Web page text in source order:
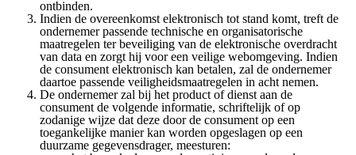
ontbinden.
Indien de overeenkomst elektronisch tot stand komt, treft de
ondernemer passende technische en organisatorische
maatregelen ter beveiliging van de elektronische overdracht
van data en zorgt hij voor een veilige webomgeving. Indien
de consument elektronisch kan betalen, zal de ondernemer
daartoe passende veiligheidsmaatregelen in acht nemen.
De ondernemer zal bij het product of dienst aan de
consument de volgende informatie, schriftelijk of op
zodanige wijze dat deze door de consument op een
toegankelijke manier kan worden opgeslagen op een
duurzame gegevensdrager, meesturen: